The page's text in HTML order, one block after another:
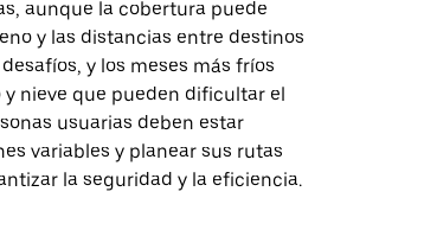
aunque la cobertura puede
y las distancias entre destinos
y los meses más fríos
nieve que pueden dificultar el
usuarias deben estar
variables y planear sus rutas
la seguridad y la eficiencia.